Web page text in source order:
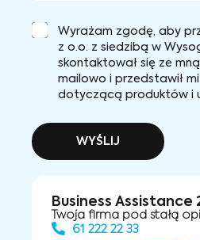
Wyrażam zgodę, aby
z o.o. z siedzibą w
skontaktował się ze
mailowo i przedstawił
dotyczącą produktów i
WYŚLIJ
Business Assistance
Twoja firma pod stałą
61 222 22 33